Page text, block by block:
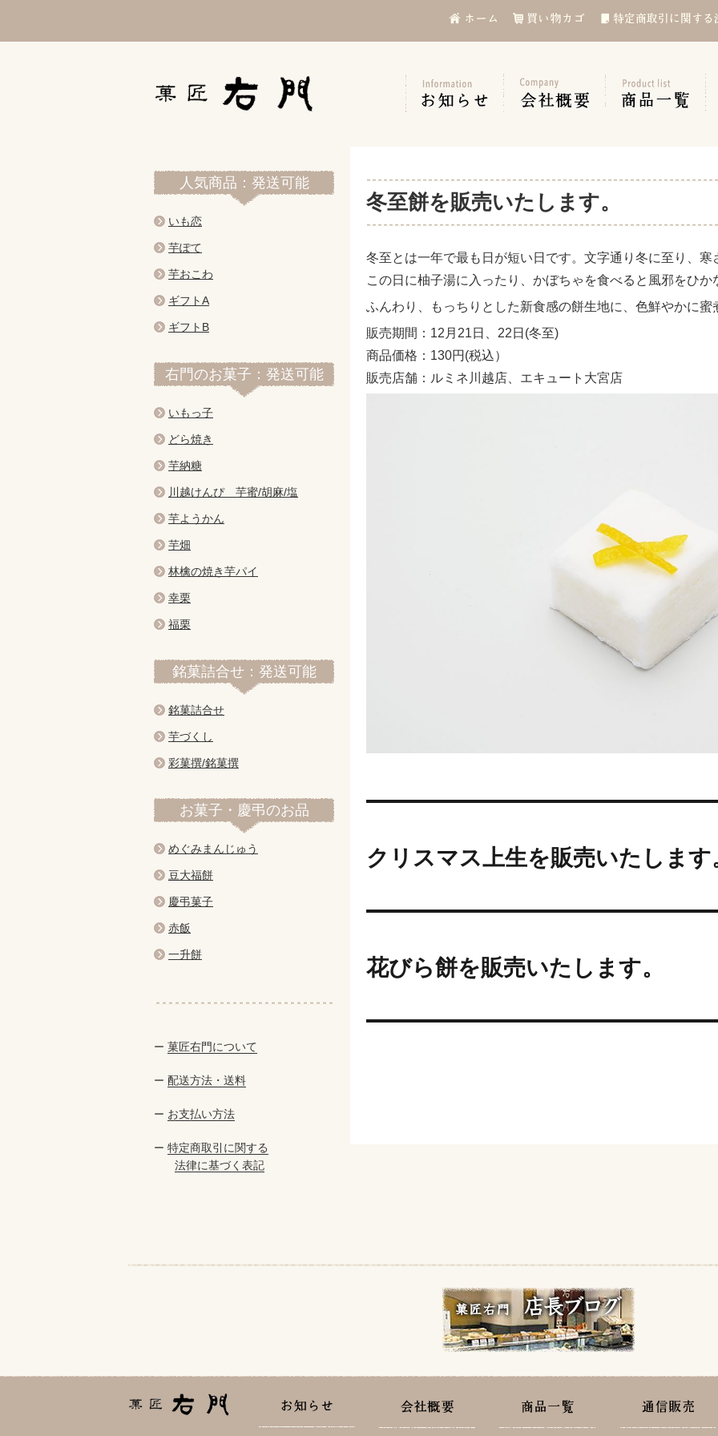
冬至餅を販売いたします。
冬至とは一年で最も日が短い日です。文字通り冬に至り、
この日に柚子湯に入ったり、かぼちゃを食べると風邪をひか
ふんわり、もっちりとした新食感の餅生地に、色鮮やかに
販売期間：12月21日、22日(冬至)
商品価格：130円(税込）
販売店舗：ルミネ川越店、エキュート大宮店
クリスマス上生を販売いたします
花びら餅を販売いたします。
人気商品：発送可能
いも恋
芋ぽて
芋おこわ
ギフトA
ギフトB
右門のお菓子：発送可能
いもっ子
どら焼き
芋納糖
川越けんぴ 芋蜜/胡麻/塩
芋ようかん
芋畑
林檎の焼き芋パイ
幸栗
福栗
銘菓詰合せ：発送可能
銘菓詰合せ
芋づくし
彩菓撰/銘菓撰
お菓子・慶弔のお品
めぐみまんじゅう
豆大福餅
慶弔菓子
赤飯
一升餅
ー 菓匠右門について
ー 配送方法・送料
ー お支払い方法
ー 特定商取引に関する
法律に基づく表記